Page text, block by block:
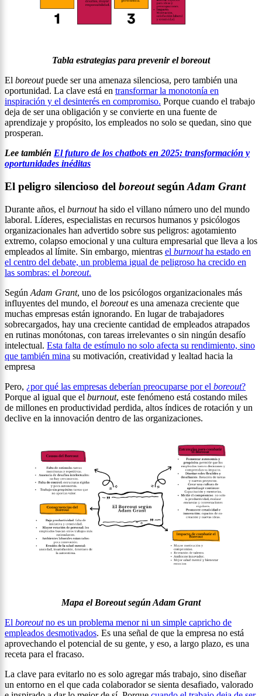
Tabla estrategias para prevenir el boreout
El boreoutpuede ser una amenaza silenciosa, pero también una
oportunidad. La clave está en transformar la monotonía en
inspiración y el desinterés en compromiso. Porque cuando el trabajo
deja de ser una obligación y se convierte en una fuente de
aprendizaje y propósito, los empleados no solo se quedan, sino que
prosperan.
Lee también El futuro de los chatbots en 2025: transformación y
oportunidades inéditas
El peligro silencioso del boreoutsegún Adam Grant
Durante años, el burnoutha sido el villano número uno del mundo
laboral. Líderes, especialistas en recursos humanos y psicólogos
organizacionales han advertido sobre sus peligros: agotamiento
extremo, colapso emocional y una cultura empresarial que lleva a los
empleados al límite. Sin embargo, mientras el burnoutha estado en
el centro del debate, un problema igual de peligroso ha crecido en
las sombras: el boreout.
Según Adam Grant, uno de los psicólogos organizacionales más
influyentes del mundo, el boreoutes una amenaza creciente que
muchas empresas están ignorando. En lugar de trabajadores
sobrecargados, hay una creciente cantidad de empleados atrapados
en rutinas monótonas, con tareas irrelevantes o sin ningún desafío
intelectual. Esta falta de estímulo no solo afecta su rendimiento, sino
que también mina su motivación, creatividad y lealtad hacia la
empresa
Pero, ¿por qué las empresas deberían preocuparse por el boreout?
Porque al igual que el burnout, este fenómeno está costando miles
de millones en productividad perdida, altos índices de rotación y un
declive en la innovación dentro de las organizaciones.
Mapa el Boreout según Adam Grant
El boreoutno es un problema menor ni un simple capricho de
empleados desmotivados. Es una señal de que la empresa no está
aprovechando el potencial de su gente, y eso, a largo plazo, es una
receta para el fracaso.
La clave para evitarlo no es solo agregar más trabajo, sino diseñar
un entorno en el que cada colaborador se sienta desafiado, valorado